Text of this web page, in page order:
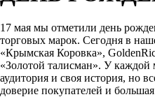
17 мая мы отметили день
торговых марок. Сегодня в
«Крымская Коровка»,
«Золотой талисман». У
аудитория и своя история, но
доверие покупателей и